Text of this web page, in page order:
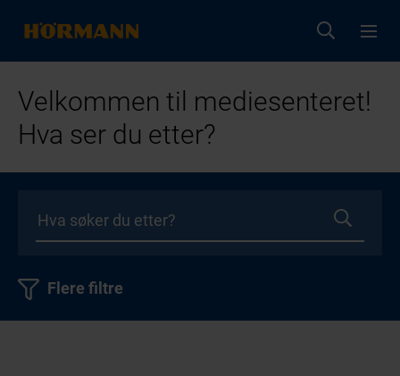
Velkommen til mediesenteret!
Hva ser du etter?
Flere filtre